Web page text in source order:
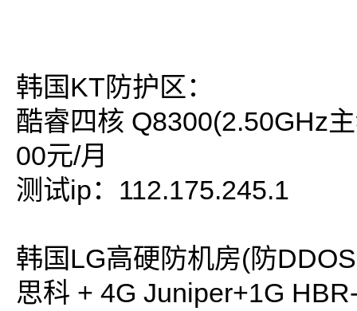
韩国KT防护区：
酷睿四核 Q8300(2.50GHz
00元/月
测试ip：112.175.245.1
韩国LG高硬防机房(防
思科 + 4G Juniper+1G